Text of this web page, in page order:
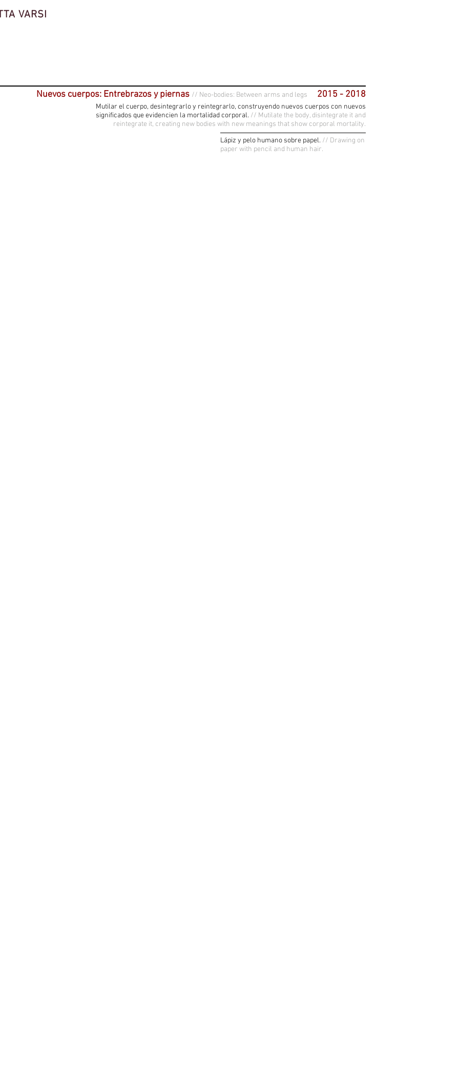
VARSI
Nuevos cuerpos: Entrebrazos y piernas // Neo-bodies: Between arms and legs 2015 - 2018
Mutilar el cuerpo, desintegrarlo y reintegrarlo, construyendo nuevos cuerpos con nuevos
significados que evidencien la mortalidad corporal. // Mutilate the body, disintegrate it and
reintegrate it, creating new bodies with new meanings that show corporal mortality.
Lápiz y pelo humano sobre papel. // Drawing on
paper with pencil and human hair.